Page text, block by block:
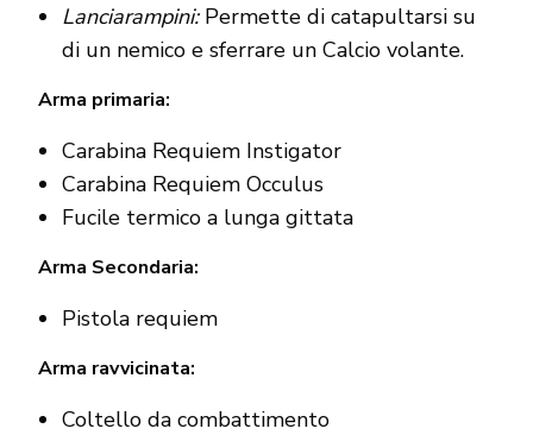
Lanciarampini: Permette di catapultarsi su
di un nemico e sferrare un Calcio volante.
Arma primaria:
Carabina Requiem Instigator
Carabina Requiem Occulus
Fucile termico a lunga gittata
Arma Secondaria:
Pistola requiem
Arma ravvicinata:
Coltello da combattimento